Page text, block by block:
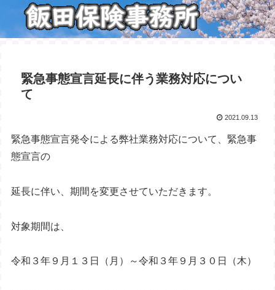
緊急事態宣言延長に伴う業務対応につい
て
2021.09.13
緊急事態宣言発令による弊社業務対応について、緊急事
態宣言の
延長に伴い、期間を変更させていただきます。
対象期間は、
令和３年９月１３日（月）～令和３年９月３０日（木）